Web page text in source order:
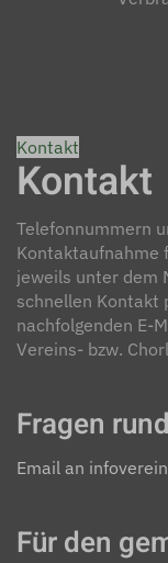
Kontakt
Kontakt
Telefonnummern
Kontaktaufnahme
jeweils unter dem
schnellen Kontakt
nachfolgenden E-
Vereins- bzw.
Fragen
Email an
Für den